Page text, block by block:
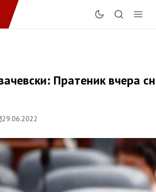
Пратеник вчера
29.06.2022